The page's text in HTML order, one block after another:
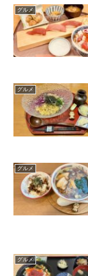
グルメ
グルメ
グルメ
グルメ